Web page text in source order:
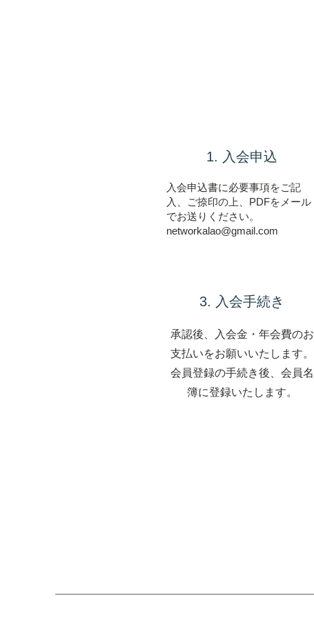
1. 入会申込
入会申込書に必要事項をご記
入、ご捺印の上、PDFをメール
でお送りください。
networkalao@gmail.com
3. 入会手続き
承認後、入会金・年会費のお
支払いをお願いいたします。
会員登録の手続き後、会員名
簿に登録いたします。